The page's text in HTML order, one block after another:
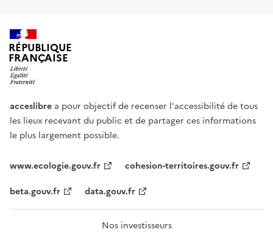
RÉPUBLIQUE
FRANÇAISE
acceslibre a pour objectif de recenser l'accessibilité de tous
les lieux recevant du public et de partager ces informations
le plus largement possible.
www.ecologie.gouv.fr
cohesion-territoires.gouv.fr
beta.gouv.fr
data.gouv.fr
Nos investisseurs